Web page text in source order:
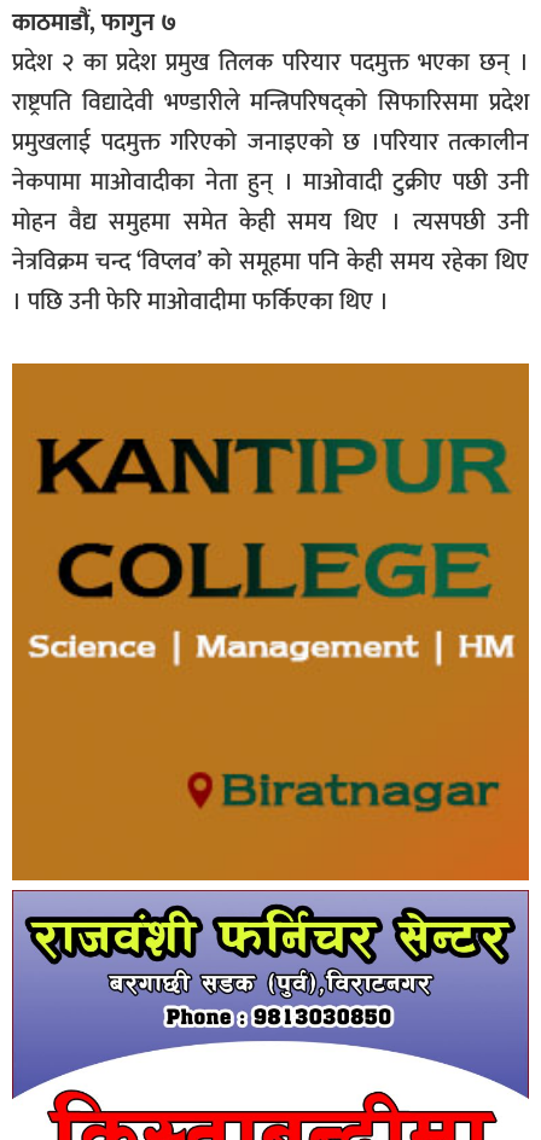
काठमाडौं, फागुन ७
प्रदेश २ का प्रदेश प्रमुख तिलक परियार पदमुक्त भएका छन् ।
राष्ट्रपति विद्यादेवी भण्डारीले मन्त्रिपरिषद्को सिफारिसमा प्रदेश
प्रमुखलाई पदमुक्त गरिएको जनाइएको छ ।परियार तत्कालीन
नेकपामा माओवादीका नेता हुन् । माओवादी टुक्रीए पछी उनी
मोहन वैद्य समुहमा समेत केही समय थिए । त्यसपछी उनी
नेत्रविक्रम चन्द ‘विप्लव’ को समूहमा पनि केही समय रहेका थिए
। पछि उनी फेरि माओवादीमा फर्किएका थिए ।